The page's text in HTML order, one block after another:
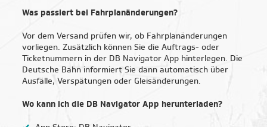
Klassenfahrten
Berlin
Bonn
Bremen
Was passiert bei Fahrplanänderungen?
Vor dem Versand prüfen wir, ob Fahrplanänderungen
vorliegen. Zusätzlich können Sie die Auftrags- oder
Ticketnummern in der DB Navigator App hinterlegen. Die
Deutsche Bahn informiert Sie dann automatisch über
Ausfälle, Verspätungen oder Gleisänderungen.
Wo kann ich die DB Navigator App herunterladen?